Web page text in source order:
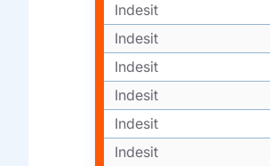
Indesit
Indesit
Indesit
Indesit
Indesit
Indesit